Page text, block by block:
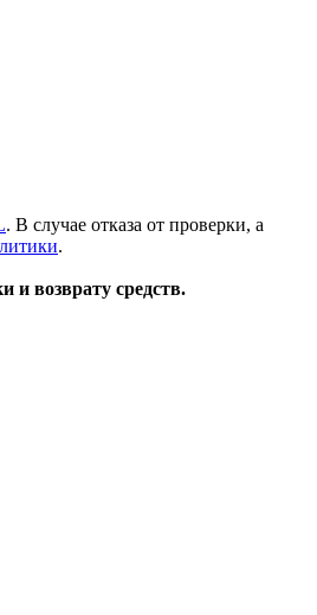
. В случае отказа от проверки, а
.
и возврату средств.